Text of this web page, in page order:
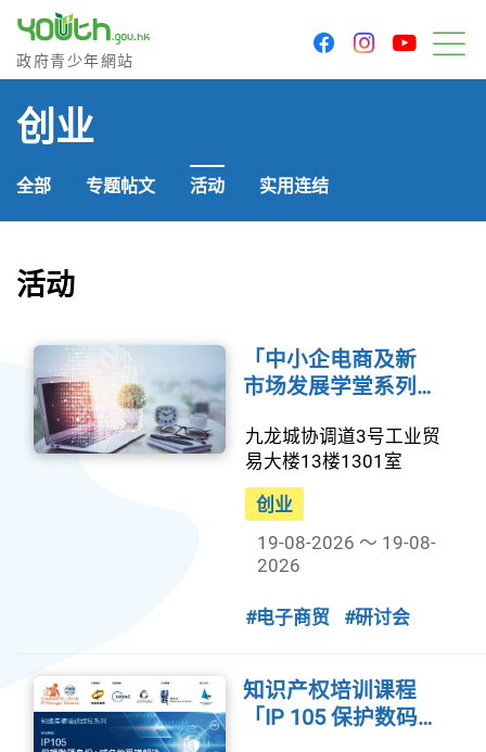
政府青少年网站
政府青少年網站
facebookinstagram
创业
全部 专题帖文 活动 实用连结
活动
「中小企电商及新
市场发展学堂系列…
九龙城协调道3号工业贸
易大楼13楼1301室
创业
19-08-2026 ～ 19-08-
2026
#电子商贸 #研讨会
知识产权培训课程
「IP 105 保护数码…